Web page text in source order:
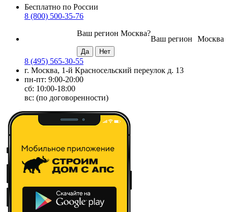
Бесплатно по России
8 (800) 500-35-76
Москва
Ваш регион
Ваш регион Москва?
8 (495) 565-30-55
г. Москва, 1-й Красносельский переулок д. 13
пн-пт: 9:00-20:00
сб: 10:00-18:00
вс: (по договоренности)